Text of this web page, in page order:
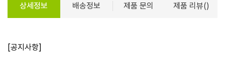
상세정보 배송정보 제품 문의 제품 리뷰()
[공지사항]